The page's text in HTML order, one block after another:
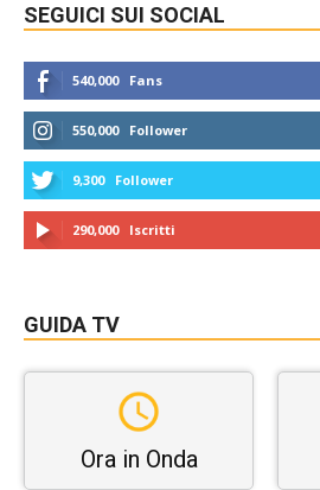
SEGUICI SUI SOCIAL
540,000 Fans
550,000 Follower
9,300 Follower
290,000 Iscritti
GUIDA TV
Ora in Onda